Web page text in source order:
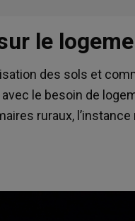
le
des sols et
le besoin de
ruraux, l’instance